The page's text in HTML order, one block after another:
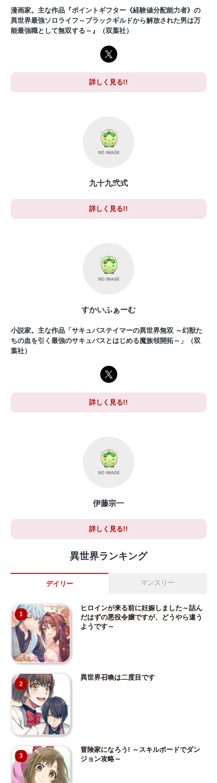
漫画家。主な作品『ポイントギフター《経験値分配能力者》の
異世界最強ソロライフ～ブラックギルドから解放された男は万
能最強職として無双する～』（双葉社）
詳しく見る!!
九十九弐式
詳しく見る!!
すかいふぁーむ
小説家。主な作品「サキュバステイマーの異世界無双 ～幻獣た
ちの血を引く最強のサキュバスとはじめる魔族領開拓～」（双
葉社）
詳しく見る!!
伊藤宗一
詳しく見る!!
異世界ランキング
デイリー マンスリー
1
ヒロインが来る前に妊娠しました～詰ん
だはずの悪役令嬢ですが、どうやら違う
ようです～
2
異世界召喚は二度目です
3
冒険家になろう! ～スキルボードでダン
ジョン攻略～